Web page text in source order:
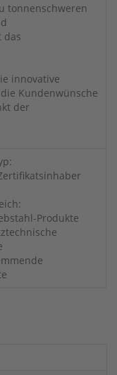
tonnenschweren
das
innovative
Kundenwünsche
der
Produkte